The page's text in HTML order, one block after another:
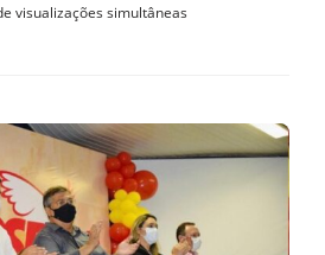
visualizações simultâneas